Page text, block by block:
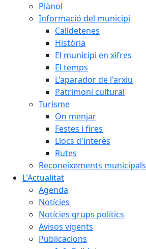
Plànol
Informació del municipi
Calldetenes
Història
El municipi en xifres
El temps
L'aparador de l'arxiu
Patrimoni cultural
Turisme
On menjar
Festes i fires
Llocs d'interès
Rutes
Reconeixements municipals
L'Actualitat
Agenda
Notícies
Notícies grups polítics
Avisos vigents
Publicacions